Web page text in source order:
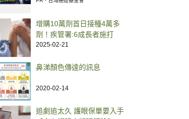
增購10萬劑首日接種4萬多
劑！疾管署:6成長者施打
2025-02-21
鼻涕顏色傳達的訊息
2020-02-14
追劇追太久 護眼保單要入手